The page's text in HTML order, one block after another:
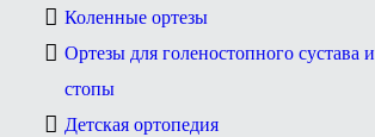
Коленные ортезы
Ортезы для голеностопного сустава и
стопы
Детская ортопедия